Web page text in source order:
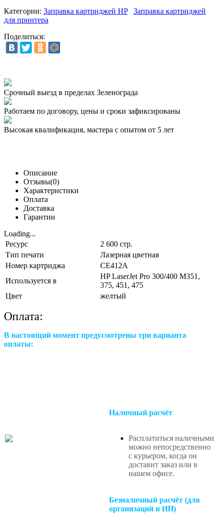
Категории: Заправка картриджей HP
Заправка картриджей
для принтера
Поделиться:
Срочный выезд в пределах Зеленограда
Работаем по договору, цены и сроки зафиксированы
Высокая квалификация, мастера с опытом от 5 лет
Описание
Отзывы(0)
Характеристики
Оплата
Доставка
Гарантии
Loading...
Ресурс
2 600 стр.
Тип печати
Лазерная цветная
Номер картриджа
CE412A
Используется в
HP LaserJet Pro 300/400 M351,
375, 451, 475
Цвет
желтый
Оплата:
В настоящий момент предусмотрены три варианта
оплаты:
Наличный расчёт
Расплатиться наличными
можно непосредственно
с курьером, когда он
доставит заказ или в
нашем офисе.
Безналичный расчёт (для
организаций и ИП)